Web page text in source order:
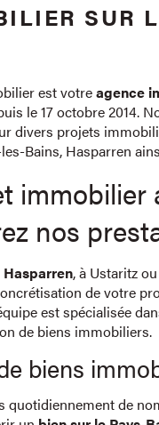
SUR
est votreagence
le 17 octobre 2014.
divers projets
Bains, Hasparren
immobilier
nos
, à Ustaritz
de votre
est spécialisée
de biens immobiliers.
biens
quotidiennement de